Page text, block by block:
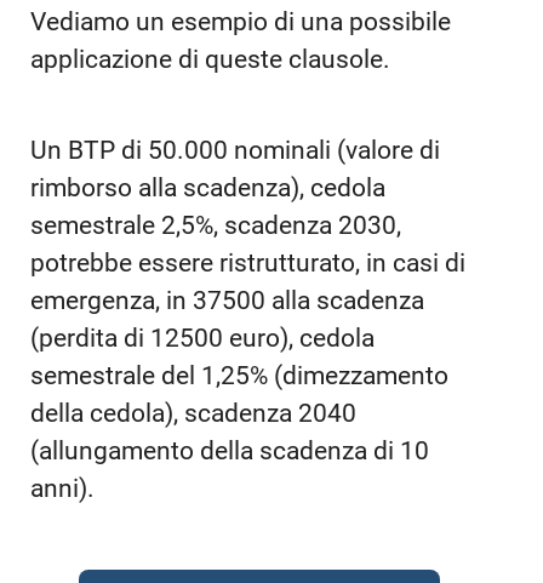
Vediamo un esempio di una possibile
applicazione di queste clausole.
Un BTP di 50.000 nominali (valore di
rimborso alla scadenza), cedola
semestrale 2,5%, scadenza 2030,
potrebbe essere ristrutturato, in casi di
emergenza, in 37500 alla scadenza
(perdita di 12500 euro), cedola
semestrale del 1,25% (dimezzamento
della cedola), scadenza 2040
(allungamento della scadenza di 10
anni).